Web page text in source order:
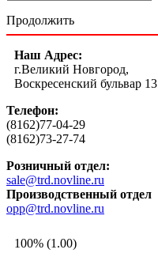
Продолжить
Наш Адрес:
г.Великий Новгород,
Воскресенский бульвар 13
Телефон:
(8162)77-04-29
(8162)73-27-74
Розничный отдел:
sale@trd.novline.ru
Производственный отдел
opp@trd.novline.ru
100% (1.00)